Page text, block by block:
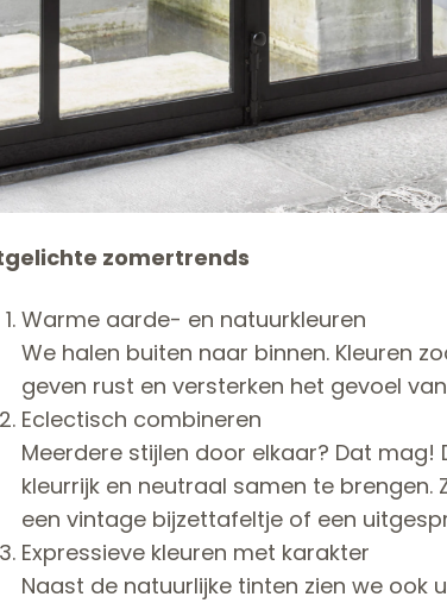
zomertrends
Warme aarde- en natuurkleuren
We halen buiten naar binnen. Kleuren
geven rust en versterken het gevoel
Eclectisch combineren
Meerdere stijlen door elkaar? Dat
kleurrijk en neutraal samen te
een vintage bijzettafeltje of een
Expressieve kleuren met karakter
Naast de natuurlijke tinten zien we ook